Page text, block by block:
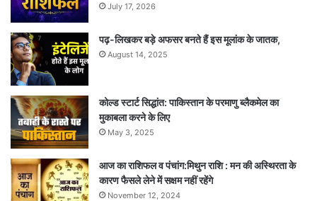
July 17, 2026
पढ़-लिखकर बड़े अफसर बनते हैं इस मूलांक के जातक,
August 14, 2025
कोल्ड स्टार्ट सिद्धांत: पाकिस्तान के परमाणु ब्लैकमेल का
मुकाबला करने के लिए
May 3, 2025
आज का राशिफल व पंचांग:मिथुन राशि : मन की अस्थिरता के
कारण फैसले लेने में सक्षम नहीं रहेंगे
November 12, 2024